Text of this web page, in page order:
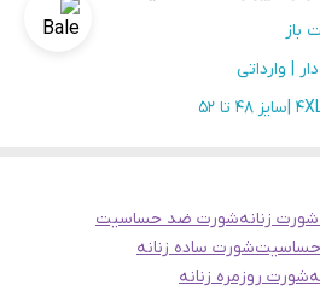
باز
شورت زنانهشورت ضد حساسیت
شورت ساده زنانه
شورت روزمره زنانه